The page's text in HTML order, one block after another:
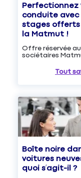
Perfectionnez
conduite avec
stages offerts
la Matmut !
Offre réservée
sociétaires
Tout
Boîte noire
voitures
quoi s’agit-il ?